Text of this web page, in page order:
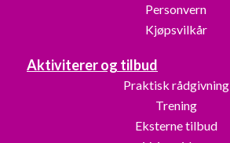
Personvern
Kjøpsvilkår
Aktiviterer og tilbud
Praktisk rådgivning
Trening
Eksterne tilbud